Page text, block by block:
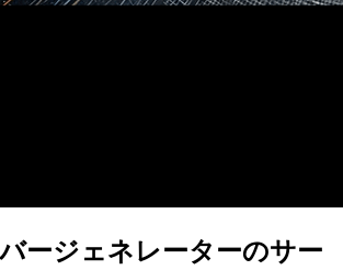
ージェネレーターのサー